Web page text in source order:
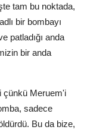
tam bu noktada,
bir bombayı
patladığı anda
bir anda
çünkü Meruem'i
sadece
Bu da bize,